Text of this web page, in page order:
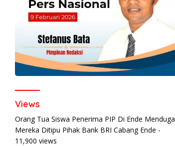
Views
Orang Tua Siswa Penerima PIP Di Ende Menduga
Mereka Ditipu Pihak Bank BRI Cabang Ende -
11,900 views